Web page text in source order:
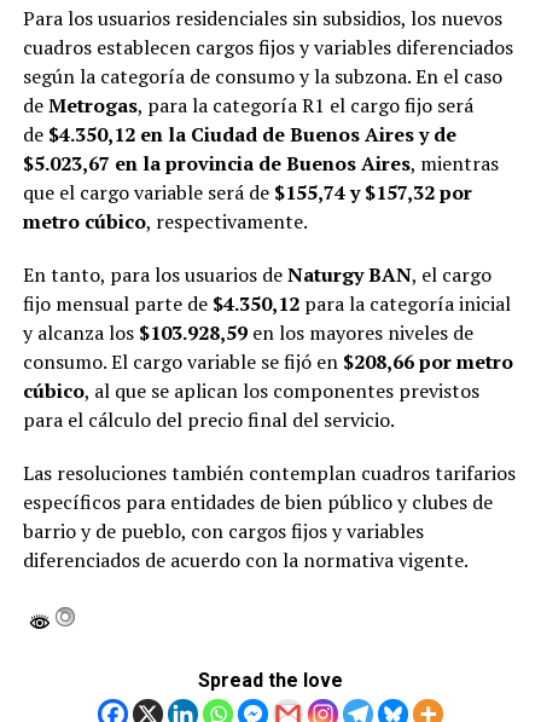
Para los usuarios residenciales sin subsidios, los nuevos
cuadros establecen cargos fijos y variables diferenciados
según la categoría de consumo y la subzona. En el caso
deMetrogas, para la categoría R1 el cargo fijo será
de $4.350,12 en la Ciudad de Buenos Aires y de
$5.023,67 en la provincia de Buenos Aires, mientras
que el cargo variable será de $155,74 y $157,32 por
metro cúbico, respectivamente.
En tanto, para los usuarios deNaturgy BAN, el cargo
fijo mensual parte de $4.350,12para la categoría inicial
y alcanza los $103.928,59en los mayores niveles de
consumo. El cargo variable se fijó en $208,66 por metro
cúbico, al que se aplican los componentes previstos
para el cálculo del precio final del servicio.
Las resoluciones también contemplan cuadros tarifarios
específicos para entidades de bien público y clubes de
barrio y de pueblo, con cargos fijos y variables
diferenciados de acuerdo con la normativa vigente.
Spread the love